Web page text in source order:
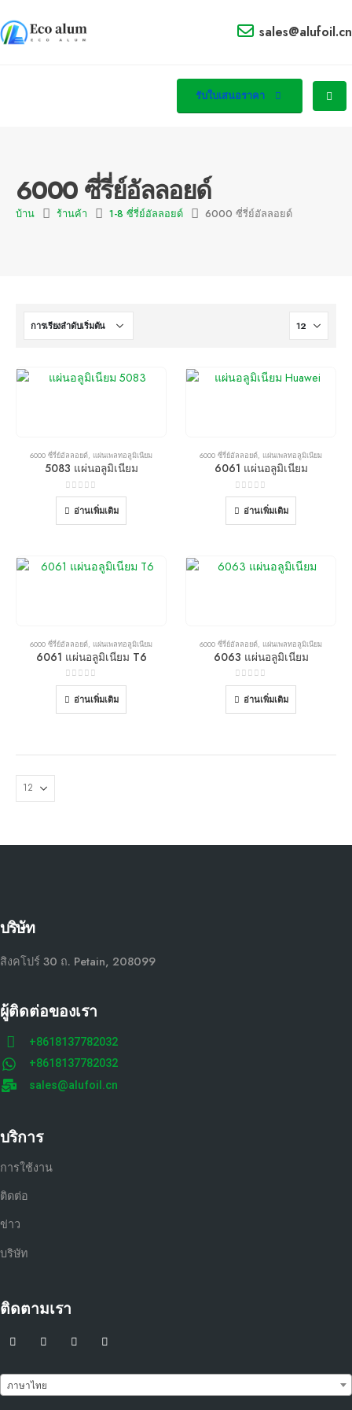
sales@alufoil.cn
รับใบเสนอราคา
6000 ซี่รี่ย์อัลลอยด์
บ้าน ร้านค้า 1-8 ซี่รี่ย์อัลลอยด์ 6000 ซี่รี่ย์อัลลอยด์
6000 ซี่รี่ย์อัลลอยด์, แผ่นเพลทอลูมิเนียม
5083 แผ่นอลูมิเนียม
0จาก 5
อ่านเพิ่มเติม
6000 ซี่รี่ย์อัลลอยด์, แผ่นเพลทอลูมิเนียม
6061 แผ่นอลูมิเนียม
0จาก 5
อ่านเพิ่มเติม
6000 ซี่รี่ย์อัลลอยด์, แผ่นเพลทอลูมิเนียม
6061 แผ่นอลูมิเนียม T6
0จาก 5
อ่านเพิ่มเติม
6000 ซี่รี่ย์อัลลอยด์, แผ่นเพลทอลูมิเนียม
6063 แผ่นอลูมิเนียม
0จาก 5
อ่านเพิ่มเติม
บริษัท
สิงคโปร์ 30 ถ. Petain, 208099
ผู้ติดต่อของเรา
+8618137782032
+8618137782032
sales@alufoil.cn
บริการ
การใช้งาน
ติดต่อ
ข่าว
บริษัท
ติดตามเรา
ภาษาไทย